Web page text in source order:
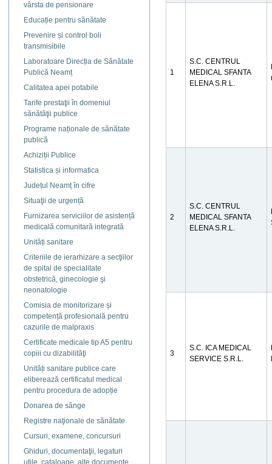
vârsta de pensionare
Educație pentru sănătate
Prevenire și control boli
transmisibile
Laboratoare Direcția de Sănătate
Publică Neamț
Calitatea apei potabile
Tarife prestaţii în domeniul
sănătăţii publice
Programe naționale de sănătate
publică
Achiziții Publice
Statistica și informatica
Județul Neamț în cifre
Situaţii de urgență
Furnizarea serviciilor de asistență
medicală comunitară integrată
Unități sanitare
Criteriile de ierarhizare a secţiilor
de spital de specialitate
obstetrică, ginecologie şi
neonatologie
Comisia de monitorizare și
competență profesională pentru
cazurile de malpraxis
Certificate medicale tip A5 pentru
copiii cu dizabilităţi
Unități sanitare publice care
eliberează certificatul medical
pentru procedura de adopție
Donarea de sânge
Registre naţionale de sănătate
Cursuri, examene, concursuri
Ghiduri, documentaţii, legaturi
utile, cataloage, alte documente
1
S.C. CENTRUL
MEDICAL SFANTA
ELENA S.R.L.
2
S.C. CENTRUL
MEDICAL SFANTA
ELENA S.R.L.
3
S.C. ICA MEDICAL
SERVICE S.R.L.